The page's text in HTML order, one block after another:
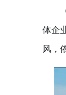
《
体企
风，